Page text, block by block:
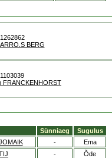
BERG
FRANCKENHORST
Sünniaeg
Sugulus
-
Ema
-
Õde